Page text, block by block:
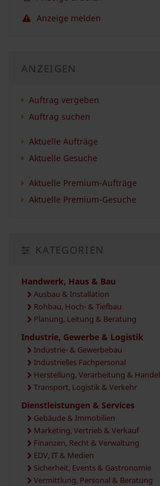
Anzeige melden
ANZEIGEN
Auftrag vergeben
Auftrag suchen
Aktuelle Aufträge
Aktuelle Gesuche
Aktuelle Premium-Aufträge
Aktuelle Premium-Gesuche
KATEGORIEN
Handwerk, Haus & Bau
Ausbau & Installation
Rohbau, Hoch- & Tiefbau
Planung, Leitung & Beratung
Industrie, Gewerbe & Logistik
Industrie- & Gewerbebau
Industrielles Fachpersonal
Herstellung, Verarbeitung & Handel
Transport, Logistik & Verkehr
Dienstleistungen & Services
Gebäude & Immobilien
Marketing, Vertrieb & Verkauf
Finanzen, Recht & Verwaltung
EDV, IT & Medien
Sicherheit, Events & Gastronomie
Vermittlung, Personal & Beratung